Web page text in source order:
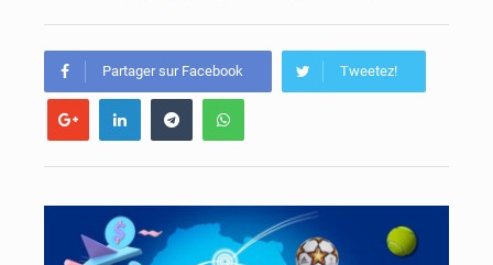
Partager sur Facebook Tweetez!